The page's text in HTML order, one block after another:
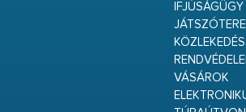
IFJÚSÁGÜGY
KÖZLEKEDÉS
VÁSÁROK